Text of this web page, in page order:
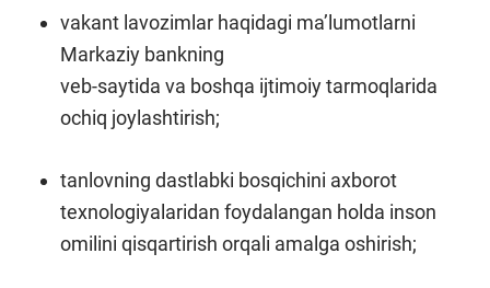
vakant lavozimlar haqidagi maʼlumotlarni
Markaziy bankning
veb-saytida va boshqa ijtimoiy tarmoqlarida
ochiq joylashtirish;
tanlovning dastlabki bosqichini axborot
texnologiyalaridan foydalangan holda inson
omilini qisqartirish orqali amalga oshirish;